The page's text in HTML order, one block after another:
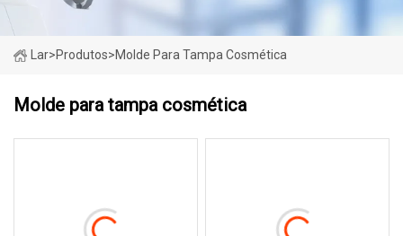
Lar>Produtos>Molde Para Tampa Cosmética
Molde para tampa cosmética